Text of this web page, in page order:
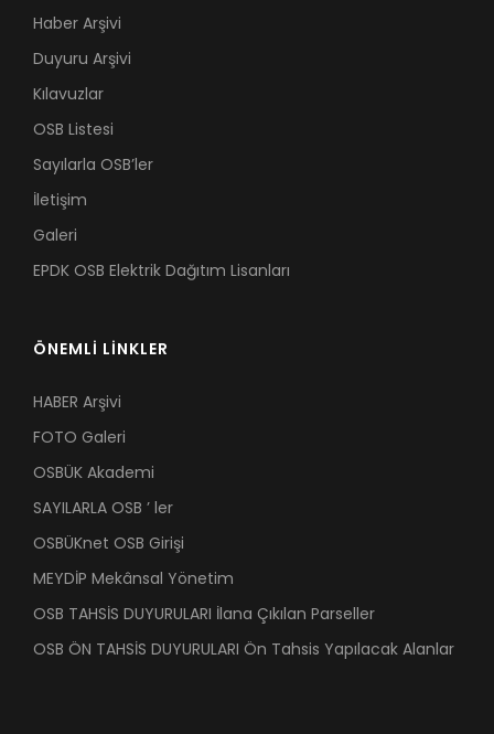
Haber Arşivi
Duyuru Arşivi
Kılavuzlar
OSB Listesi
Sayılarla OSB’ler
İletişim
Galeri
EPDK OSB Elektrik Dağıtım Lisanları
ÖNEMLİ LİNKLER
HABER Arşivi
FOTO Galeri
OSBÜK Akademi
SAYILARLA OSB ’ ler
OSBÜKnet OSB Girişi
MEYDİP Mekânsal Yönetim
OSB TAHSİS DUYURULARI İlana Çıkılan Parseller
OSB ÖN TAHSİS DUYURULARI Ön Tahsis Yapılacak Alanlar